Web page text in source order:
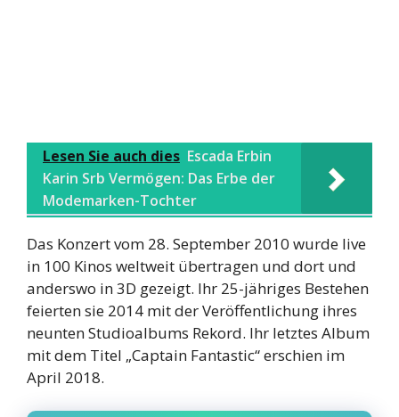
Lesen Sie auch dies Escada Erbin
Karin Srb Vermögen: Das Erbe der
Modemarken-Tochter
Das Konzert vom 28. September 2010 wurde live
in 100 Kinos weltweit übertragen und dort und
anderswo in 3D gezeigt. Ihr 25-jähriges Bestehen
feierten sie 2014 mit der Veröffentlichung ihres
neunten Studioalbums Rekord. Ihr letztes Album
mit dem Titel „Captain Fantastic“ erschien im
April 2018.